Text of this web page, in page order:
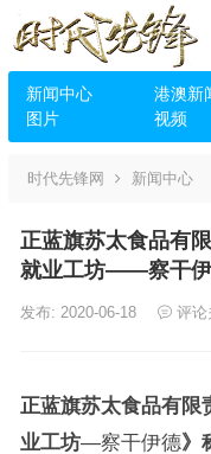
新闻中心 港澳新
图片
视频
时代先锋网 新闻中心
正蓝旗苏太食品有
就业工坊——察干
发布: 2020-06-18 评论
正蓝旗苏太食品有限
业工坊—察干伊德》